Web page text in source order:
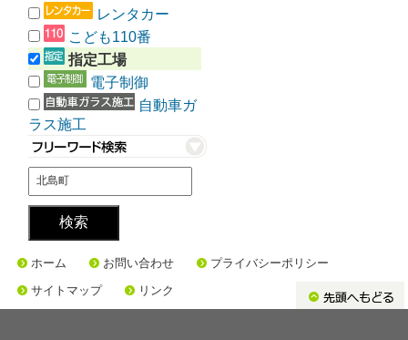
レンタカー
こども110番
指定工場
電子制御
自動車ガ
ラス施工
ホーム お問い合わせ
プライバシーポリシー
サイトマップ
リンク